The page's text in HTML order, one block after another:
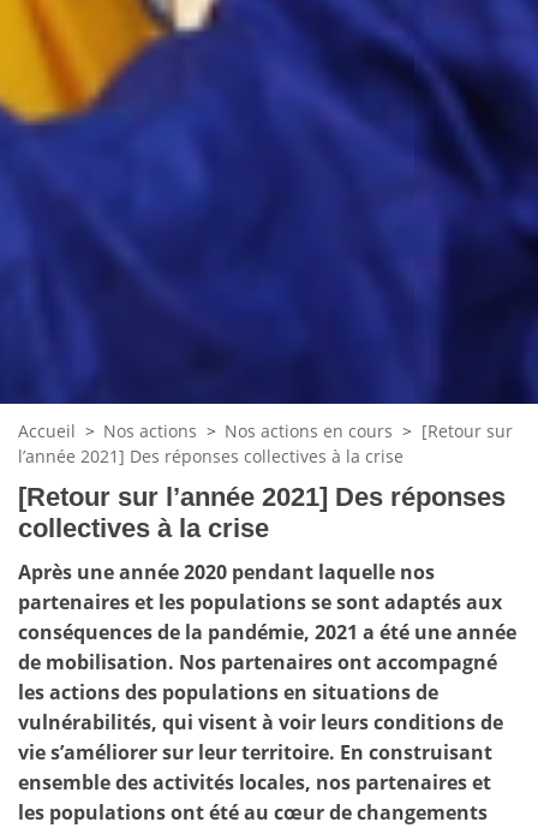
Accueil > Nos actions > Nos actions en cours > [Retour sur
l’année 2021] Des réponses collectives à la crise
[Retour sur l’année 2021] Des réponses
collectives à la crise
Après une année 2020 pendant laquelle nos
partenaires et les populations se sont adaptés aux
conséquences de la pandémie, 2021 a été une année
de mobilisation. Nos partenaires ont accompagné
les actions des populations en situations de
vulnérabilités, qui visent à voir leurs conditions de
vie s’améliorer sur leur territoire. En construisant
ensemble des activités locales, nos partenaires et
les populations ont été au cœur de changements